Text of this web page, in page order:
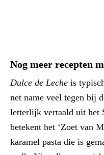
Nog meer recepten
Dulce de Leche is
net name veel tegen bij
letterlijk vertaald uit het
betekent het ‘Zoet van
karamel pasta die is